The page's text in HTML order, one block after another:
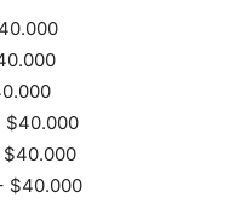
$40.000
$40.000
$40.000